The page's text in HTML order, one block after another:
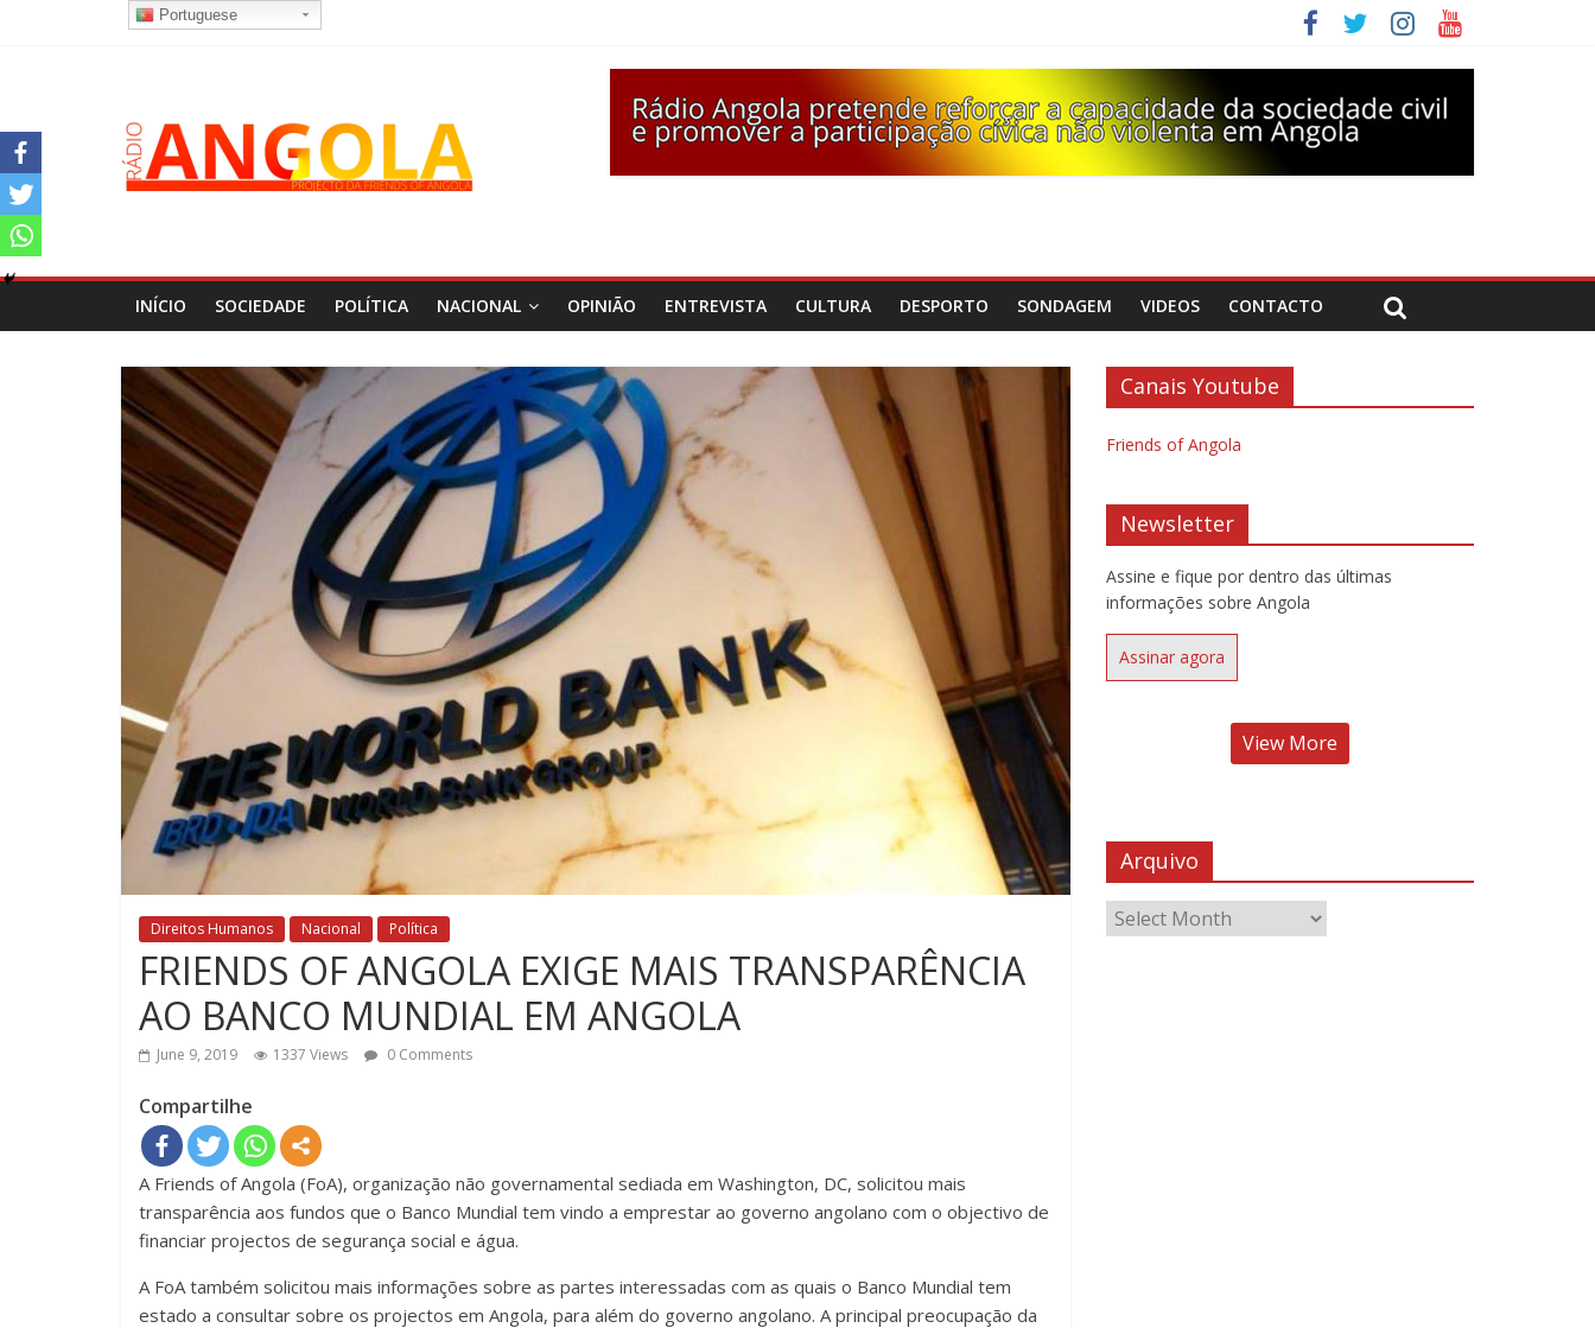
INÍCIO SOCIEDADE POLÍTICA NACIONAL OPINIÃO ENTREVISTA CULTURA DESPORTO SONDAGEM VIDEOS CONTACTO
Direitos Humanos Nacional Política
FRIENDS OF ANGOLA EXIGE MAIS TRANSPARÊNCIA
AO BANCO MUNDIAL EM ANGOLA
June 9, 2019 1337 Views 0 Comments
Compartilhe
A Friends of Angola (FoA), organização não governamental sediada em Washington, DC, solicitou mais
transparência aos fundos que o Banco Mundial tem vindo a emprestar ao governo angolano com o objectivo de
financiar projectos de segurança social e água.
A FoA também solicitou mais informações sobre as partes interessadas com as quais o Banco Mundial tem
estado a consultar sobre os projectos em Angola, para além do governo angolano. A principal preocupação da
Canais Youtube
Friends of Angola
Newsletter
Assine e fique por dentro das últimas
informações sobre Angola
Assinar agora
View More
Arquivo
Portuguese